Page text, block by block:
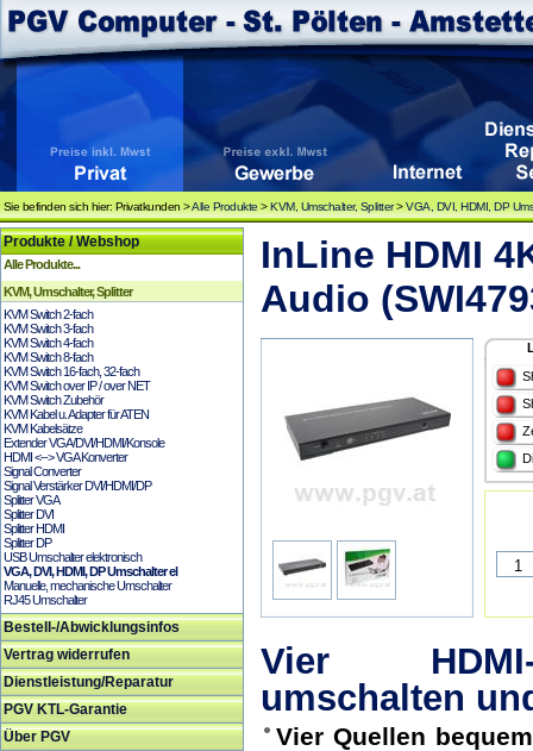
Sie befinden sich hier: Privatkunden >Alle Produkte >KVM, Umschalter, Splitter>VGA, DVI, HDMI, DP
Produkte / Webshop
Alle Produkte...
KVM, Umschalter, Splitter
KVM Switch 2-fach
KVM Switch 3-fach
KVM Switch 4-fach
KVM Switch 8-fach
KVM Switch 16-fach, 32-fach
KVM Switch over IP / over NET
KVM Switch Zubehör
KVM Kabel u. Adapter für ATEN
KVM Kabelsätze
Extender VGA/DVI/HDMI/Konsole
HDMI <--> VGA Konverter
Signal Converter
Signal Verstärker DVI/HDMI/DP
Splitter VGA
Splitter DVI
Splitter HDMI
Splitter DP
USB Umschalter elektronisch
VGA, DVI, HDMI, DP Umschalter el
Manuelle, mechanische Umschalter
RJ45 Umschalter
Bestell-/Abwicklungsinfos
Vertrag widerrufen
Dienstleistung/Reparatur
PGV KTL-Garantie
Über PGV
InLine HDMI
Audio
Vier HDMI-
umschalten
Vier Quellen